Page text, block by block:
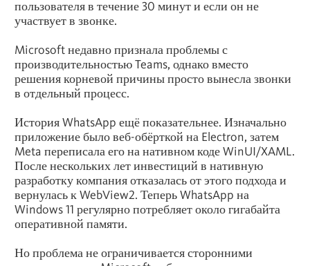
пользователя в течение 30 минут и если он не
участвует в звонке.
Microsoft недавно признала проблемы с
производительностью Teams, однако вместо
решения корневой причины просто вынесла звонки
в отдельный процесс.
История WhatsApp ещё показательнее. Изначально
приложение было веб-обёрткой на Electron, затем
Meta переписала его на нативном коде WinUI/XAML.
После нескольких лет инвестиций в нативную
разработку компания отказалась от этого подхода и
вернулась к WebView2. Теперь WhatsApp на
Windows 11 регулярно потребляет около гигабайта
оперативной памяти.
Но проблема не ограничивается сторонними